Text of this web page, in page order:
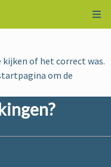
kijken of het correct was.
om de